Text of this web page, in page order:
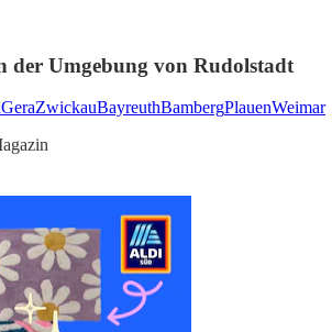
der Umgebung von Rudolstadt
GeraZwickauBayreuthBambergPlauenWeimar